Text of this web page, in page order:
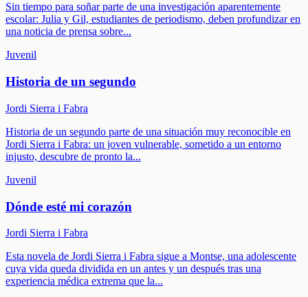
Sin tiempo para soñar parte de una investigación aparentemente
escolar: Julia y Gil, estudiantes de periodismo, deben profundizar en
una noticia de prensa sobre...
Juvenil
Historia de un segundo
Jordi Sierra i Fabra
Historia de un segundo parte de una situación muy reconocible en
Jordi Sierra i Fabra: un joven vulnerable, sometido a un entorno
injusto, descubre de pronto la...
Juvenil
Dónde esté mi corazón
Jordi Sierra i Fabra
Esta novela de Jordi Sierra i Fabra sigue a Montse, una adolescente
cuya vida queda dividida en un antes y un después tras una
experiencia médica extrema que la...